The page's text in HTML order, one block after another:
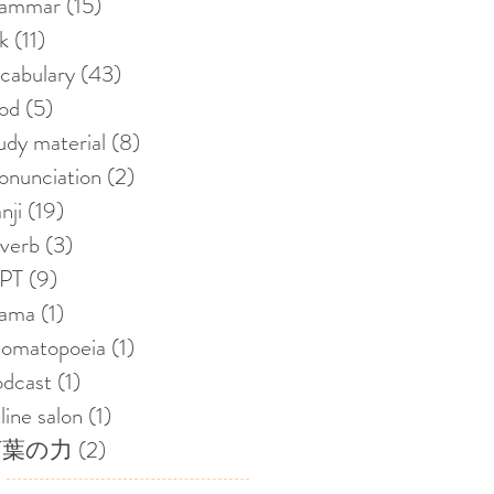
(11)
(43)
(5)
material (8)
(2)
(19)
(3)
(9)
(1)
(1)
(1)
salon (1)
の力 (2)